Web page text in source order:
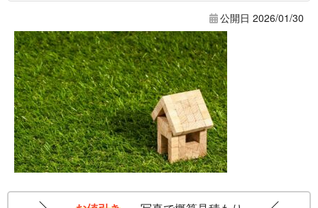
公開日 2026/01/30